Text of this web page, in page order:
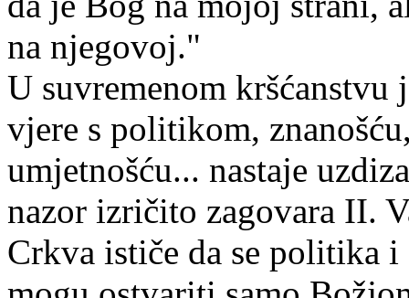
na njegovoj."
U suvremenom kršćanstvu
vjere s politikom,
umjetnošću... nastaje
nazor izričito zagovara II.
Crkva ističe da se politika